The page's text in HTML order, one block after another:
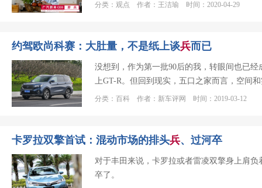
分类：观点 作者：王洁瑜 时间：2020-04-29
约驾欧尚科赛：大肚量，不是纸上谈兵而已
没想到，作为第一批90后的我，转眼间也已
上GT-R。但回到现实，五口之家而言，空间
分类：百科 作者：新车评网 时间：2019-03-12
卡罗拉双擎首试：混动市场的排头兵、过河卒
对于丰田来说，卡罗拉或者雷凌双擎身上肩
卒了。